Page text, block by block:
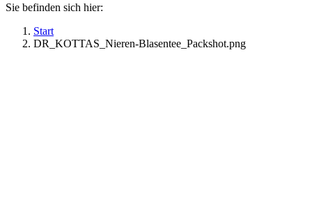
Sie befinden sich hier:
Start
DR_KOTTAS_Nieren-Blasentee_Packshot.png